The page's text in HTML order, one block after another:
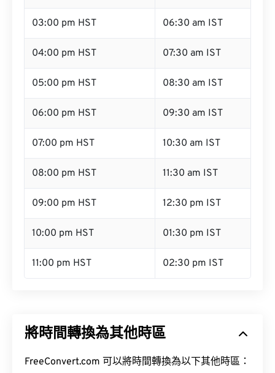
03:00 pm HST 06:30 am IST
04:00 pm HST 07:30 am IST
05:00 pm HST 08:30 am IST
06:00 pm HST 09:30 am IST
07:00 pm HST 10:30 am IST
08:00 pm HST 11:30 am IST
09:00 pm HST 12:30 pm IST
10:00 pm HST 01:30 pm IST
11:00 pm HST 02:30 pm IST
將時間轉換為其他時區
FreeConvert.com 可以將時間轉換為以下其他時區：